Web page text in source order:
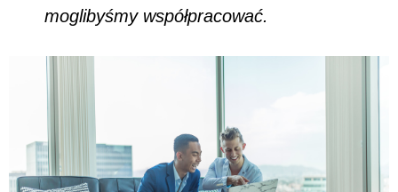
moglibyśmy współpracować.